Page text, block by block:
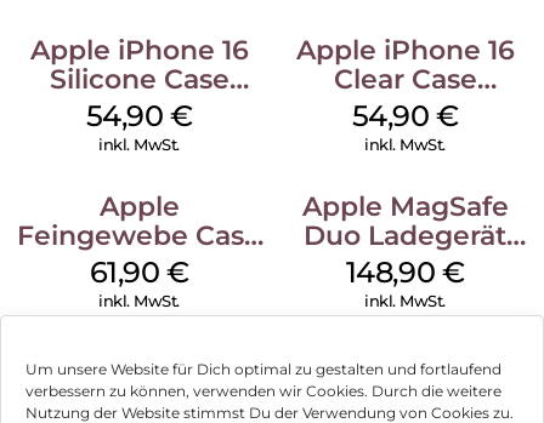
Um unsere Website für Dich optimal zu gestalten und fortlaufend
verbessern zu können, verwenden wir Cookies. Durch die weitere
Nutzung der Website stimmst Du der Verwendung von Cookies zu.
Apple iPhone 16
Silicone Case
MagSafe Lake
Green
54,90 €
inkl. MwSt.
Apple iPhone 16
Clear Case
MagSafe
Transparent
54,90 €
inkl. MwSt.
Apple
Feingewebe Case
iPhone 15 Pro
MagSafe Schwarz
61,90 €
inkl. MwSt.
Apple MagSafe
Duo Ladegerät
Weiß
148,90 €
inkl. MwSt.